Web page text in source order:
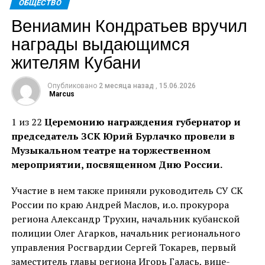
дальнейшем необходимо продолжать строительство
и реконструкцию: в планах – новые обходы, в том
числе станицы Ленинградской и города Тимашевска,
а также другие важные проекты, – сказал Вениамин
Кондратьев.
Евгений Пергун рассказал о ремонте региональных
дорог. С 2020 по 2026 год построили и
реконструировали 67 км краевых трасс, 2,5 км
мостов и путепроводов.
– Строительство обходов станицы Ленинградской и
опорную дорожную сеть. Обход Тимашевска на
стадии 70 процентов готовности, полностью
планируем завершить объект в 2027 году, – доложил
Евгений Пергун.
Как сообщил врио министра транспорта и
ОБЩЕСТВО
Вениамин Кондратьев вручил
награды выдающимся
жителям Кубани
Опубликовано 2 месяца назад , 15.06.2026
Marcus
1 из 22 Церемонию награждения губернатор и
председатель ЗСК Юрий Бурлачко провели в
Музыкальном театре на торжественном
мероприятии, посвященном Дню России.
Участие в нем также приняли руководитель СУ СК
России по краю Андрей Маслов, и.о. прокурора
региона Александр Трухин, начальник кубанской
полиции Олег Агарков, начальник регионального
управления Росгвардии Сергей Токарев, первый
заместитель главы региона Игорь Галась, вице-